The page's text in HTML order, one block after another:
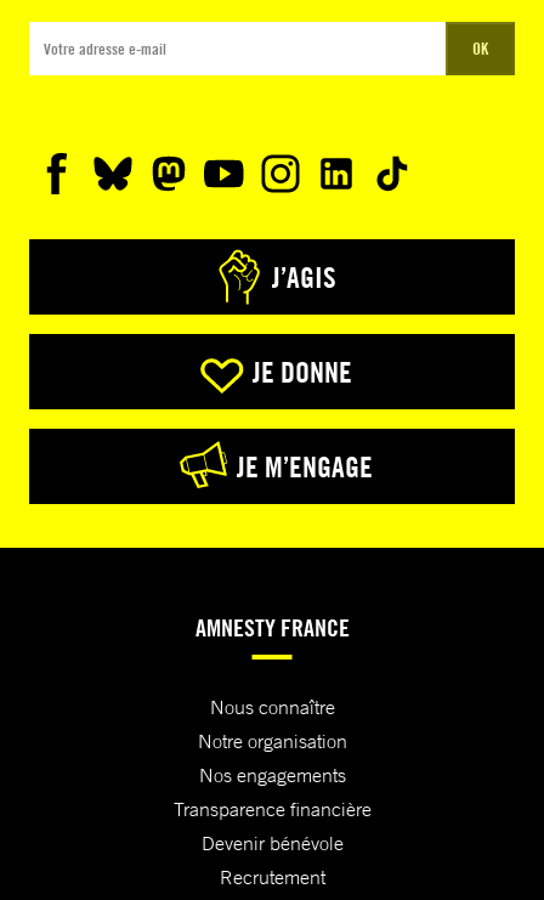
OK
J’AGIS
JE DONNE
JE M’ENGAGE
AMNESTY FRANCE
Nous connaître
Notre organisation
Nos engagements
Transparence financière
Devenir bénévole
Recrutement